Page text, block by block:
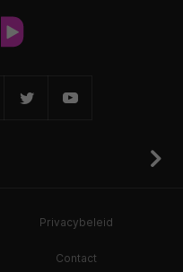
Privacybeleid
Contact